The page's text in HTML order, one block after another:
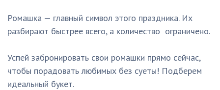
Ромашка — главный символ этого праздника. Их
разбирают быстрее всего, а количество ограничено.
Успей забронировать свои ромашки прямо сейчас,
чтобы порадовать любимых без суеты! Подберем
идеальный букет.